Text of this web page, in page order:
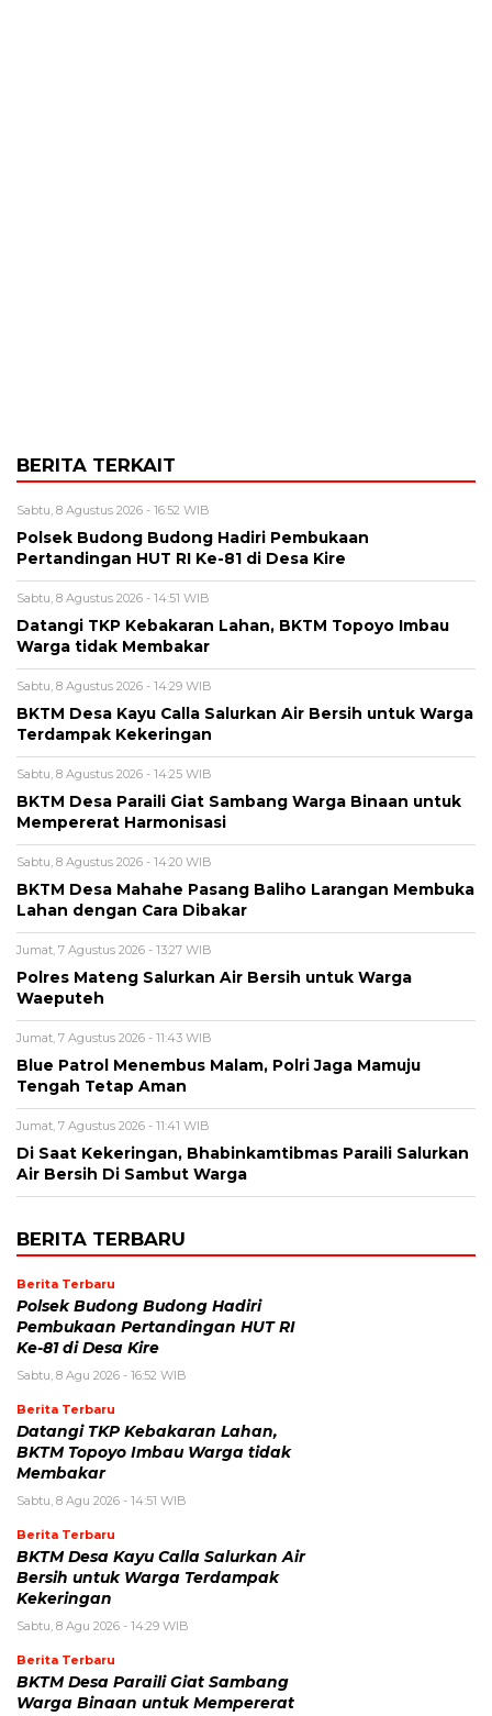
BERITA TERKAIT
Sabtu, 8 Agustus 2026 - 16:52 WIB
Polsek Budong Budong Hadiri Pembukaan
Pertandingan HUT RI Ke-81 di Desa Kire
Sabtu, 8 Agustus 2026 - 14:51 WIB
Datangi TKP Kebakaran Lahan, BKTM Topoyo Imbau
Warga tidak Membakar
Sabtu, 8 Agustus 2026 - 14:29 WIB
BKTM Desa Kayu Calla Salurkan Air Bersih untuk Warga
Terdampak Kekeringan
Sabtu, 8 Agustus 2026 - 14:25 WIB
BKTM Desa Paraili Giat Sambang Warga Binaan untuk
Mempererat Harmonisasi
Sabtu, 8 Agustus 2026 - 14:20 WIB
BKTM Desa Mahahe Pasang Baliho Larangan Membuka
Lahan dengan Cara Dibakar
Jumat, 7 Agustus 2026 - 13:27 WIB
Polres Mateng Salurkan Air Bersih untuk Warga
Waeputeh
Jumat, 7 Agustus 2026 - 11:43 WIB
Blue Patrol Menembus Malam, Polri Jaga Mamuju
Tengah Tetap Aman
Jumat, 7 Agustus 2026 - 11:41 WIB
Di Saat Kekeringan, Bhabinkamtibmas Paraili Salurkan
Air Bersih Di Sambut Warga
BERITA TERBARU
Berita Terbaru
Polsek Budong Budong Hadiri
Pembukaan Pertandingan HUT RI
Ke-81 di Desa Kire
Sabtu, 8 Agu 2026 - 16:52 WIB
Berita Terbaru
Datangi TKP Kebakaran Lahan,
BKTM Topoyo Imbau Warga tidak
Membakar
Sabtu, 8 Agu 2026 - 14:51 WIB
Berita Terbaru
BKTM Desa Kayu Calla Salurkan Air
Bersih untuk Warga Terdampak
Kekeringan
Sabtu, 8 Agu 2026 - 14:29 WIB
Berita Terbaru
BKTM Desa Paraili Giat Sambang
Warga Binaan untuk Mempererat